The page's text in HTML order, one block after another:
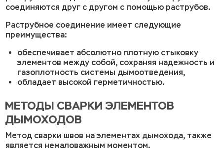
соединяются друг с другом с помощью раструбов.
Раструбное соединение имеет следующие
преимущества:
обеспечивает абсолютно плотную стыковку
элементов между собой, сохраняя надежность и
газоплотность системы дымоотведения,
обладает высокой герметичностью.
МЕТОДЫ СВАРКИ ЭЛЕМЕНТОВ
ДЫМОХОДОВ
Метод сварки швов на элементах дымохода, также
является немаловажным моментом.